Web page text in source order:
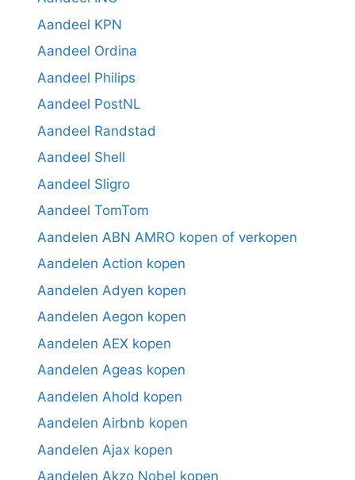
Aandeel KPN
Aandeel Ordina
Aandeel Philips
Aandeel PostNL
Aandeel Randstad
Aandeel Shell
Aandeel Sligro
Aandeel TomTom
Aandelen ABN AMRO kopen of verkopen
Aandelen Action kopen
Aandelen Adyen kopen
Aandelen Aegon kopen
Aandelen AEX kopen
Aandelen Ageas kopen
Aandelen Ahold kopen
Aandelen Airbnb kopen
Aandelen Ajax kopen
Aandelen Akzo Nobel kopen